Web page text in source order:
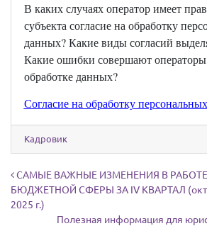
В каких случаях оператор имеет
субъекта согласие на обработку
данных? Какие виды согласий
Какие ошибки совершают
обработке данных?
Согласие на обработку
Кадровик
Навигация по записям
САМЫЕ ВАЖНЫЕ ИЗМЕНЕНИЯ В РАБОТЕ
БЮДЖЕТНОЙ СФЕРЫ ЗА IV КВАРТАЛ
2025 г.)
Полезная информация для